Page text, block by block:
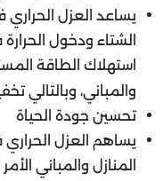
يساعد العزل
الشتاء ودخول
استهلاك الطاقة
والمباني، وبالتالي
تحسين جودة الحياة
يساهم العزل
المنازل والمباني